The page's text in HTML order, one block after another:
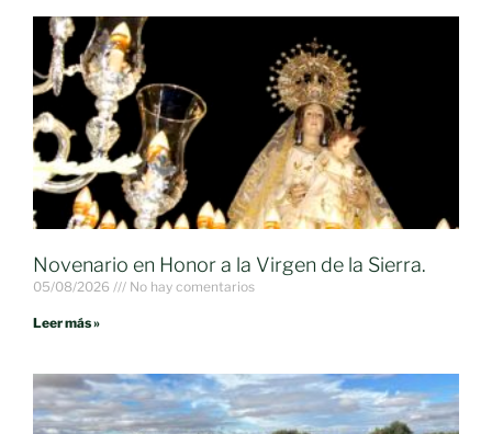
Novenario en Honor a la Virgen de la Sierra.
05/08/2026 No hay comentarios
Leer más »